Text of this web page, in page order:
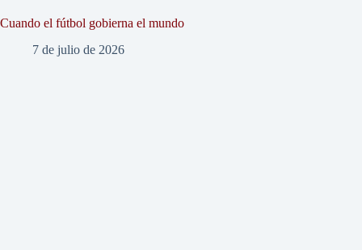
Cuando el fútbol gobierna el mundo
7 de julio de 2026